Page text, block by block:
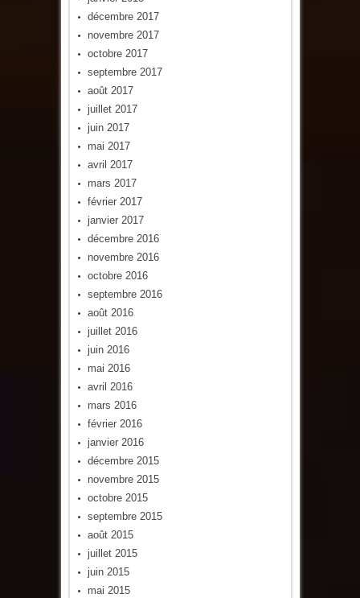
décembre 2017
novembre 2017
octobre 2017
septembre 2017
août 2017
juillet 2017
juin 2017
mai 2017
avril 2017
mars 2017
février 2017
janvier 2017
décembre 2016
novembre 2016
octobre 2016
septembre 2016
août 2016
juillet 2016
juin 2016
mai 2016
avril 2016
mars 2016
février 2016
janvier 2016
décembre 2015
novembre 2015
octobre 2015
septembre 2015
août 2015
juillet 2015
juin 2015
mai 2015